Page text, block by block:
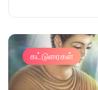
கட்டுரைகள்